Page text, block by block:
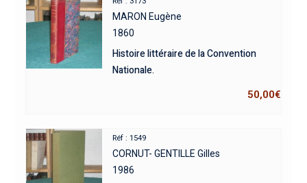
MARON Eugène
1860
Histoire littéraire de la Convention
Nationale.
50,00€
Réf : 1549
CORNUT- GENTILLE Gilles
1986